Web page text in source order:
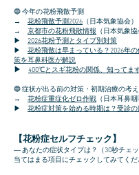
🔵 今年の花粉飛散予測
→ 花粉飛散予測2026 （日本気象協会）
→ 京都市の花粉飛散情報 （日本気象協
▶ 2026花粉予測とタイプ別対策
▶ 花粉飛散は早まっている？2026年
策を耳鼻科医が解説
​▶
400℃とスギ花粉の関係、知ってま
🔵 症状が出る前の対策・初期治療の考
→ 花粉症重症化ゼロ作戦 （日本耳鼻
▶ 花粉症対策を始める時期は？受診の
【花粉症セルフチェック】
― あなたの症状タイプは？（30秒チェ
当てはまる項目にチェックしてみてくだ